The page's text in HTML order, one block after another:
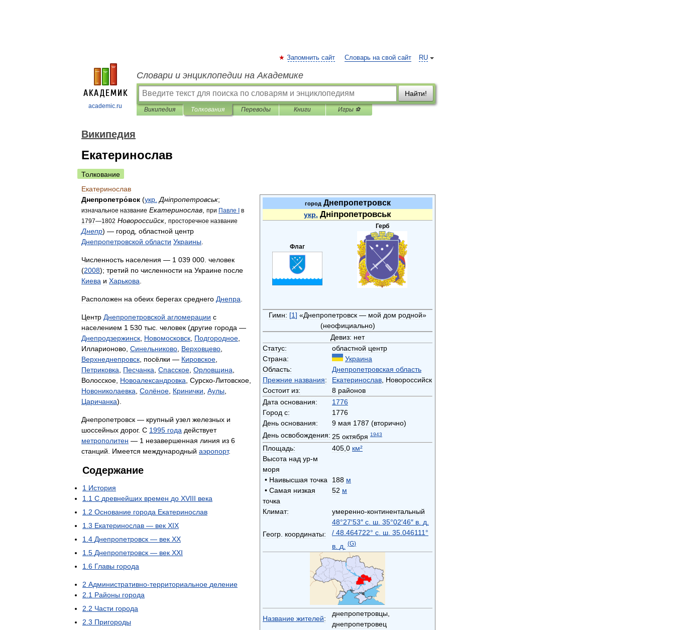
academic.ru
RU
Запомнить сайт Словарь на свой сайт
Словари и энциклопедии на Академике
Найти!
Википедия Толкования Переводы Книги Игры ⚽
Википедия
Екатеринослав
Толкование
Екатеринослав
город Днепропетровск
укр. Дніпропетровськ
Флаг
Герб
Гимн: [1] «Днепропетровск — мой дом родной»
(неофициально)
Девиз: нет
Статус:
областной центр
Страна:
Украина
Область:
Днепропетровская область
Прежние названия: Екатеринослав Новороссийск
Состоит из: 8 районов
Дата основания:
1776
Город с:
1776
День основания: 9 мая 1787 (вторично)
День освобождения: 25 октября 1943
Площадь: 405 0 км²
Высота над ур-м
моря
• Наивысшая точка
• Самая низкая
точка
188 м
52 м
Климат: умеренно-континентальный
Геогр координаты:
48°27′53″ с ш 35°02′46″ в д
/ 48 464722° с ш 35 046111 °
в д (G)
Название жителей:
днепропетровцы
днепропетровец
Днепропетро́вск (укр Дніпропетровськ;
изначальное название Екатеринослав при Павле I в
1797—1802 Новороссийск просторечное название
Днепр) — город областной центр
Днепропетровской области Украины
Численность населения — 1 039 000 человек
(2008); третий по численности на Украине после
Киева и Харькова
Расположен на обеих берегах среднего Днепра
Центр Днепропетровской агломерации с
населением 1 530 тыс человек (другие города —
Днепродзержинск Новомосковск Подгородное
Илларионово Синельниково Верховцево
Верхнеднепровск посёлки — Кировское
Петриковка
Песчанка Спасское Орловщина
Волосское Новоалександровка Сурско-Литовское
Новониколаевка Солёное Кринички Аулы
Царичанка).
Днепропетровск — крупный узел железных и
шоссейных дорог. С 1995 года действует
метрополитен — 1 незавершенная линия из 6
станций
Имеется международный аэропорт.
Содержание
1 История
1 1 С древнейших времен до XVIII века
1 2 Основание города Екатеринослав
1 3 Екатеринослав — век XIX
1 4 Днепропетровск — век XX
1 5 Днепропетровск — век XXI
1 6 Главы города
2 Административно-территориальное деление
2 1 Районы города
2 2 Части города
2 3 Пригороды